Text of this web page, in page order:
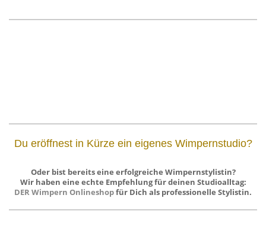
Du eröffnest in Kürze ein eigenes Wimpernstudio?
Oder bist bereits eine erfolgreiche Wimpernstylistin?
Wir haben eine echte Empfehlung für deinen Studioalltag:
DER Wimpern Onlineshopfür Dich als professionelle Stylistin.